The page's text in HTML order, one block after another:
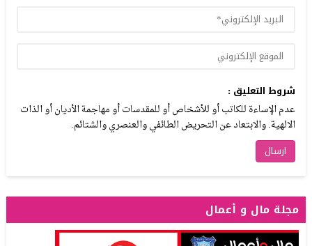
شروط التعليق :
عدم الإساءة للكاتب أو للأشخاص أو للمقدسات أو مهاجمة الأديان أو الذات
الالهية. والابتعاد عن التحريض الطائفي والعنصري والشتائم.
مجلة مال و أعمال